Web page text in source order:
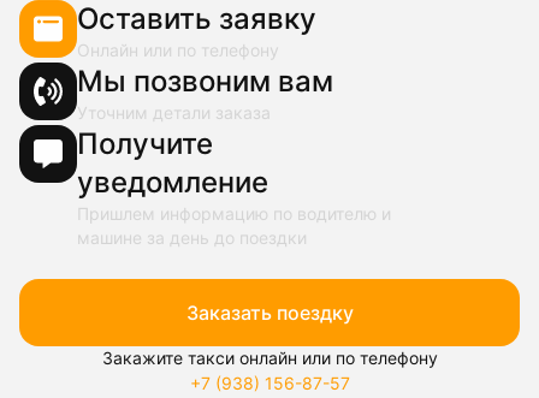
Оставить заявку
Онлайн или по телефону
Мы позвоним вам
Уточним детали заказа
Получите
уведомление
Пришлем информацию по водителю и
машине за день до поездки
Заказать поездку
Закажите такси онлайн или по телефону
+7 (938) 156-87-57